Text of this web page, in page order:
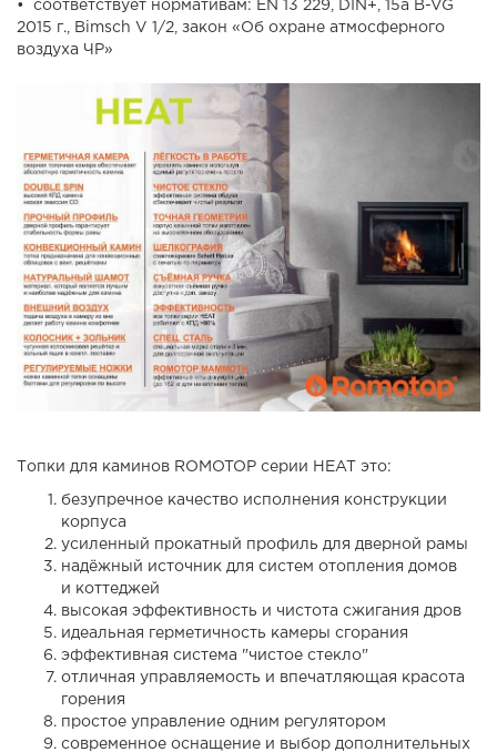
• соответствует нормативам: EN 13 229, DIN+, 15а B-VG
2015 г., Bimsch V 1/2, закон «Об охране атмосферного
воздуха ЧР»
Топки для каминов ROMOTOP серии HEAT это:
безупречное качество исполнения конструкции
корпуса
усиленный прокатный профиль для дверной рамы
надёжный источник для систем отопления домов
и коттеджей
высокая эффективность и чистота сжигания дров
идеальная герметичность камеры сгорания
эффективная система "чистое стекло"
отличная управляемость и впечатляющая красота
горения
простое управление одним регулятором
современное оснащение и выбор дополнительных